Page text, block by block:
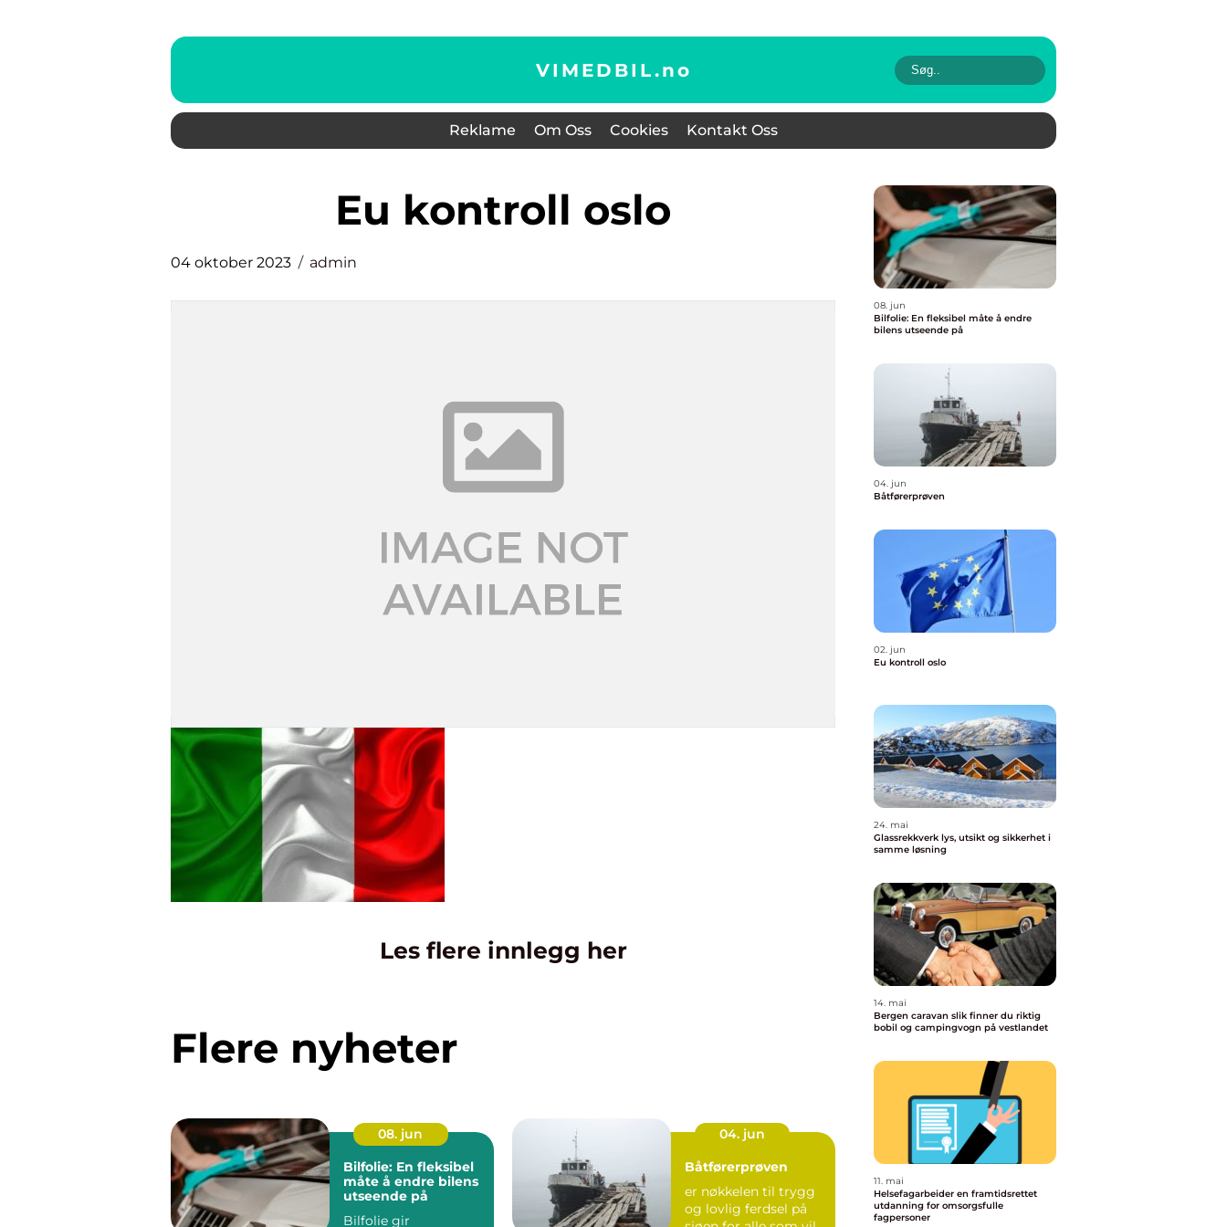
VIMEDBIL.no
Reklame Om Oss Cookies Kontakt Oss
eu kontroll oslo
04 oktober 2023 admin
Les flere innlegg her
Flere nyheter
08. jun
Bilfolie: En fleksibel
måte å endre bilens
utseende på
Bilfolie gir
04. jun
Båtførerprøven
er nøkkelen til trygg
og lovlig ferdsel på
08. jun
Bilfolie: En fleksibel måte å endre
bilens utseende på
04. jun
Båtførerprøven
02. jun
Eu kontroll oslo
24. mai
Glassrekkverk lys, utsikt og sikkerhet i
samme løsning
14. mai
Bergen caravan slik finner du riktig
bobil og campingvogn på vestlandet
11. mai
Helsefagarbeider en framtidsrettet
utdanning for omsorgsfulle
fagpersoner